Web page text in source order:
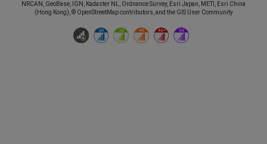
NRCAN, GeoBase, IGN, Kadaster NL, Ordnance Survey, Esri Japan, METI, Esri China
(Hong Kong), © OpenStreetMap contributors, and the GIS User Community